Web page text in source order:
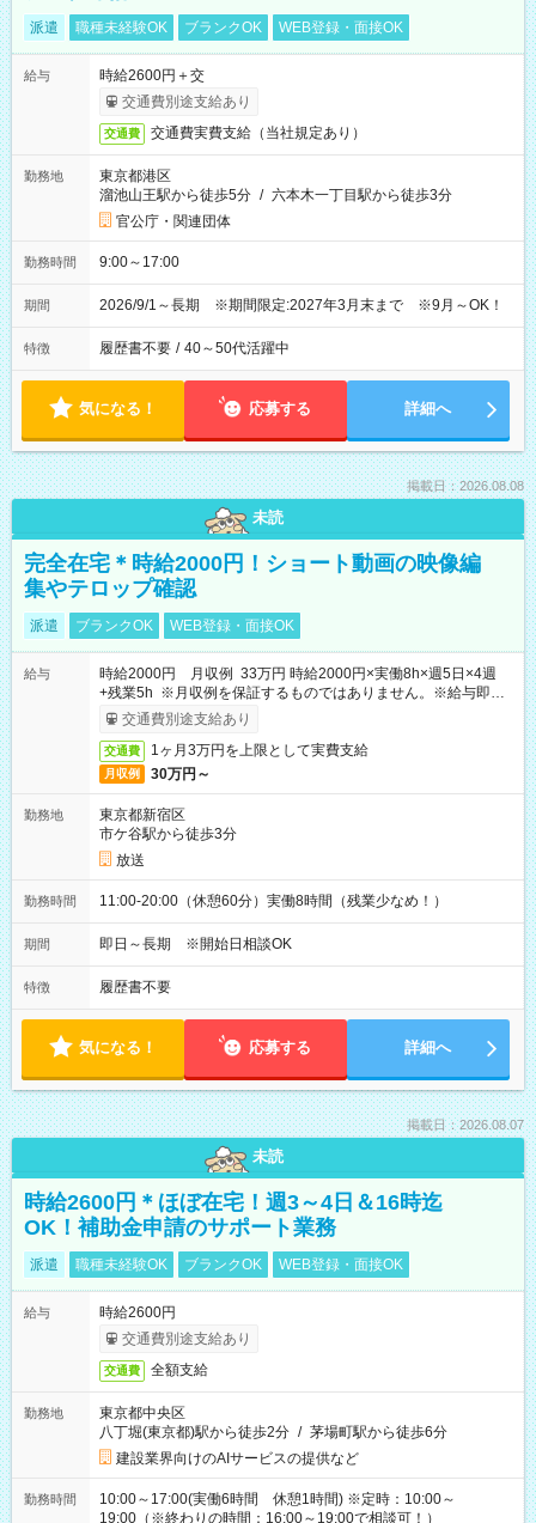
派遣 職種未経験OK ブランクOK WEB登録・面接OK
給与
時給2600円＋交
交通費別途支給あり
交通費 交通費実費支給（当社規定あり）
勤務地
東京都港区
溜池山王駅から徒歩5分 / 六本木一丁目駅から徒歩3分
官公庁・関連団体
勤務時間 9:00～17:00
期間 2026/9/1～長期 ※期間限定:2027年3月末まで ※9月～OK！
特徴 履歴書不要 / 40～50代活躍中
気になる！ 応募する 詳細へ
掲載日：2026.08.08
未読
完全在宅＊時給2000円！ショート動画の映像編
集やテロップ確認
派遣 ブランクOK WEB登録・面接OK
給与
時給2000円 月収例 33万円 時給2000円×実働8h×週5日×4週
+残業5h ※月収例を保証するものではありません。※給与即受
取りサービス利用可（利用条件有）
交通費別途支給あり
交通費 1ヶ月3万円を上限として実費支給
月収例 30万円～
勤務地
東京都新宿区
市ケ谷駅から徒歩3分
放送
勤務時間 11:00-20:00（休憩60分）実働8時間（残業少なめ！）
期間 即日～長期 ※開始日相談OK
特徴 履歴書不要
気になる！ 応募する 詳細へ
掲載日：2026.08.07
未読
時給2600円＊ほぼ在宅！週3～4日＆16時迄
OK！補助金申請のサポート業務
派遣 職種未経験OK ブランクOK WEB登録・面接OK
給与
時給2600円
交通費別途支給あり
交通費 全額支給
勤務地
東京都中央区
八丁堀(東京都)駅から徒歩2分 / 茅場町駅から徒歩6分
建設業界向けのAIサービスの提供など
勤務時間
10:00～17:00(実働6時間 休憩1時間) ※定時：10:00～
19:00（※終わりの時間：16:00～19:00で相談可！）